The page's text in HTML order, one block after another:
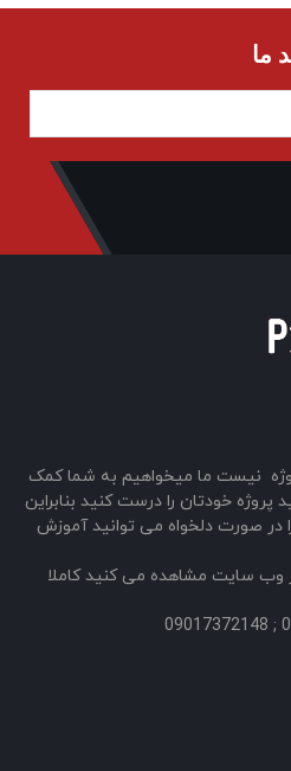
ما
نیست ما میخواهیم به شما کمک
پروژه خودتان را درست کنید بنابراین
صورت دلخواه می توانید آموزش
سایت مشاهده می کنید کاملا